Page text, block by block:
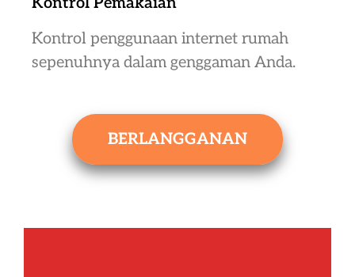
Kontrol penggunaan internet rumah
sepenuhnya dalam genggaman Anda.
BERLANGGANAN